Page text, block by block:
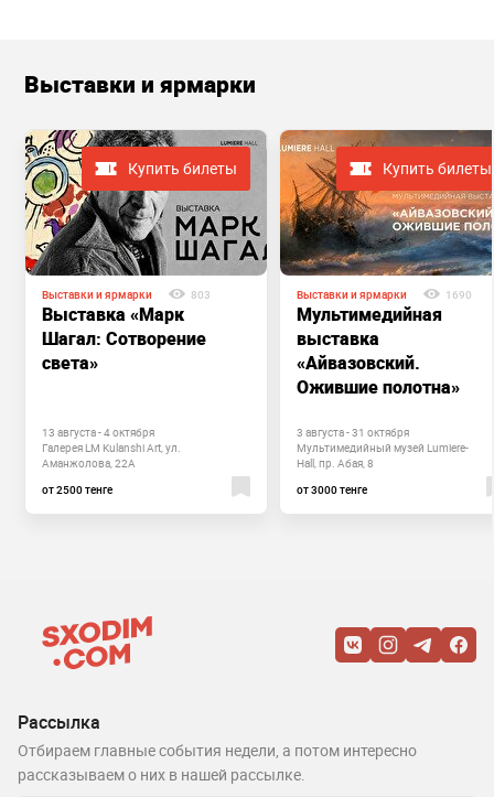
Выставки и ярмарки
Купить билеты
Выставки и ярмарки 803
Выставка «Марк
Шагал: Сотворение
света»
13 августа - 4 октября
Галерея LM Kulanshi Art, ул.
Аманжолова, 22А
от 2500 тенге
Купить билеты
Выставки и ярмарки 1690
Мультимедийная
выставка
«Айвазовский.
Ожившие полотна»
3 августа - 31 октября
Мультимедийный музей Lumiere-
Hall, пр. Абая, 8
от 3000 тенге
Рассылка
Отбираем главные события недели, а потом интересно
рассказываем о них в нашей рассылке.